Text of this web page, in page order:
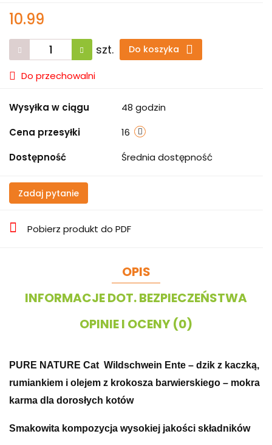
10.99
szt. Do koszyka
Do przechowalni
Wysyłka w ciągu
48 godzin
Cena przesyłki
16
Dostępność
Średnia dostępność
Zadaj pytanie
Pobierz produkt do PDF
OPIS
INFORMACJE DOT. BEZPIECZEŃSTWA
OPINIE I OCENY (0)
PURE NATURE Cat Wildschwein Ente – dzik z kaczką,
rumiankiem i olejem z krokosza barwierskiego – mokra
karma dla dorosłych kotów
Smakowita kompozycja wysokiej jakości składników